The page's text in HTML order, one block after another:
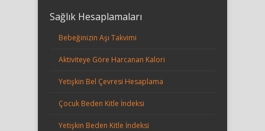
Sağlık Hesaplamaları
Bebeğinizin Aşı Takvimi
Aktiviteye Göre Harcanan Kalori
Yetişkin Bel Çevresi Hesaplama
Çocuk Beden Kitle İndeksi
Yetişkin Beden Kitle İndeksi